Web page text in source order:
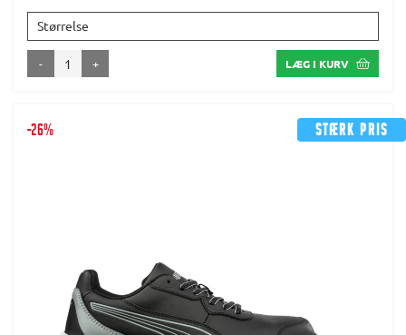
Størrelse
- + LÆG I KURV
Stærk pris
-26%